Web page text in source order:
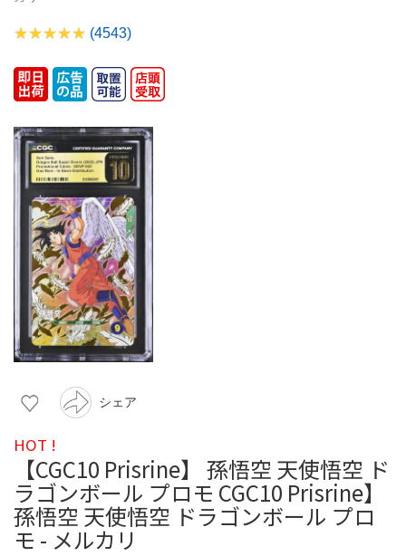
(4543)
シェア
HOT !
【CGC10 Prisrine】 孫悟空 天使悟空 ド
ラゴンボール プロモ CGC10 Prisrine】
孫悟空 天使悟空 ドラゴンボール プロ
モ - メルカリ